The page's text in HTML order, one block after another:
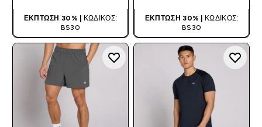
ΈΚΠΤΩΣΗ 30% | ΚΩΔΙΚΌΣ:
BS30
ΈΚΠΤΩΣΗ 30% | ΚΩΔΙΚΌΣ:
BS30